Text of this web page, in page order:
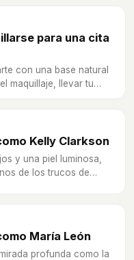
para una cita
con una base natural
maquillaje, llevar tu
Kelly Clarkson
y una piel luminosa,
de los trucos de
María León
profunda como la